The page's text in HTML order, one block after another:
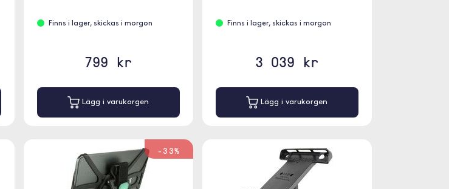
Finns i lager, skickas i morgon
799 kr
Lägg i varukorgen
Finns i lager, skickas i morgon
3 039 kr
Lägg i varukorgen
-33%